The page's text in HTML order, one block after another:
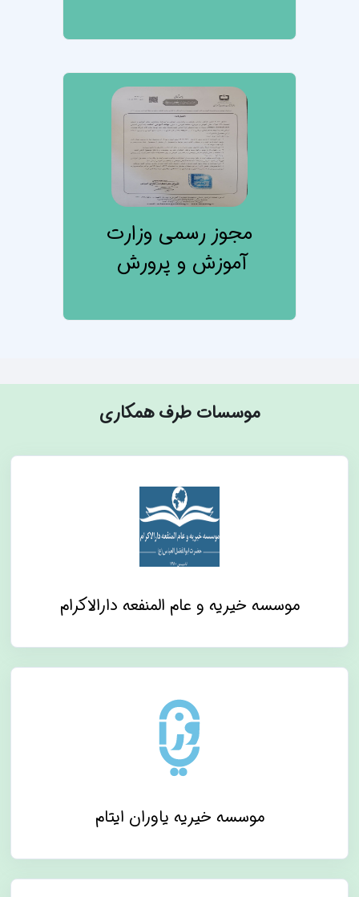
تصویر درس
مجوز رسمی وزارت
آموزش و پرورش
موسسات طرف همکاری
موسسه خیریه و عام المنفعه دارالاکرام
موسسه خیریه یاوران ایتام